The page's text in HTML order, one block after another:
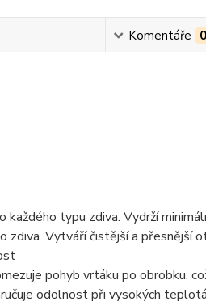
Komentáře 0
typu zdiva. Vydrží
zdiva. Vytváří čistější a přesnější
pohyb vrtáku po obrobku,
odolnost při vysokých